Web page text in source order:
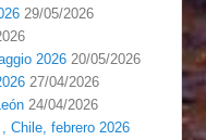
29/05/2026
2026 20/05/2026
27/04/2026
24/04/2026
Chile, febrero 2026